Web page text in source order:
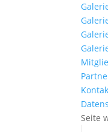
Seite